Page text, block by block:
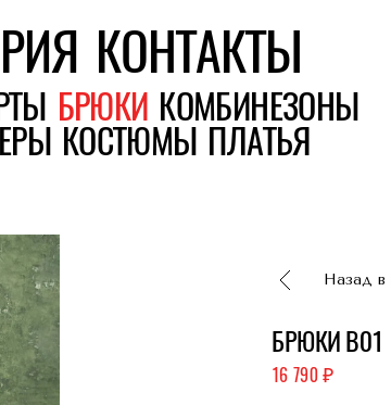
БРЮКИ КОМБИНЕЗОНЫ
КОСТЮМЫ ПЛАТЬЯ
КОНТАКТЫ
Назад в
БРЮКИ B01
16 790